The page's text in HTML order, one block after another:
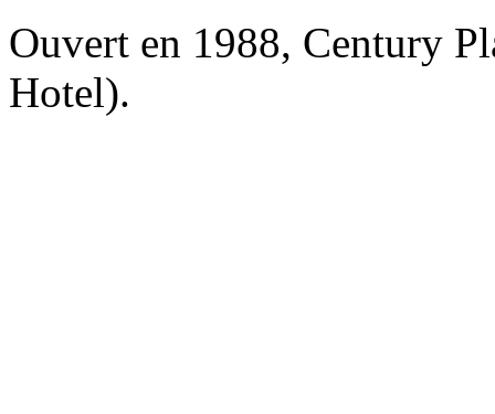
Ouvert en 1988, Century
Hotel).